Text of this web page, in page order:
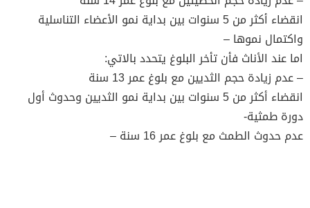
انقضاء أكثر من 5 سنوات بين بداية نمو الأعضاء التناسلية
واكتمال نموها –
اما عند الأناث فأن تأخر البلوغ يتحدد بالاتي:
– عدم زيادة حجم الثديين مع بلوغ عمر 13 سنة
انقضاء أكثر من 5 سنوات بين بداية نمو الثديين وحدوث أول
دورة طمثية-
عدم حدوث الطمث مع بلوغ عمر 16 سنة –